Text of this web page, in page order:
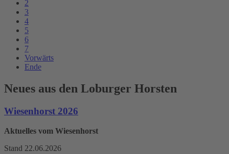
2
3
4
5
6
7
Vorwärts
Ende
Neues aus den Loburger Horsten
Wiesenhorst 2026
Aktuelles vom Wiesenhorst
Stand 22.06.2026